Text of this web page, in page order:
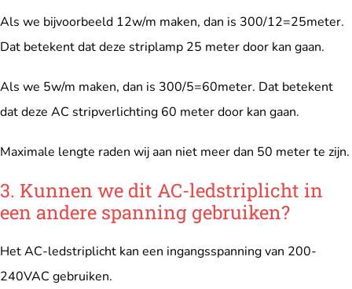
Als we bijvoorbeeld 12w/m maken, dan is 300/12=25meter.
Dat betekent dat deze striplamp 25 meter door kan gaan.
Als we 5w/m maken, dan is 300/5=60meter. Dat betekent
dat deze AC stripverlichting 60 meter door kan gaan.
Maximale lengte raden wij aan niet meer dan 50 meter te zijn.
3. Kunnen we dit AC-ledstriplicht in
een andere spanning gebruiken?
Het AC-ledstriplicht kan een ingangsspanning van 200-
240VAC gebruiken.